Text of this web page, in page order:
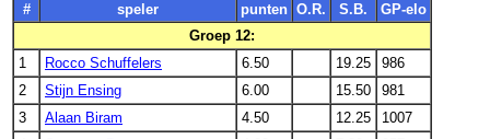
#
speler punten O.R. S.B.
GP-elo
Groep 12:
1
Rocco Schuffelers 6.50 19.25
986
2
Stijn Ensing 6.00 15.50
981
3
Alaan Biram 4.50 12.25
1007